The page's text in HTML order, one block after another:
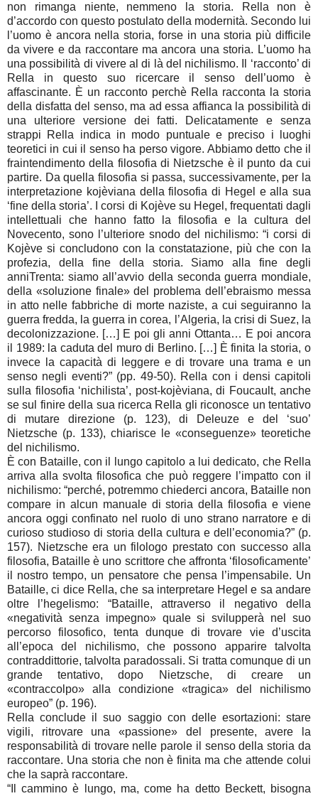
non rimanga niente, nemmeno la storia. Rella non è
d’accordo con questo postulato della modernità. Secondo lui
l’uomo è ancora nella storia, forse in una storia più difficile
da vivere e da raccontare ma ancora una storia. L’uomo ha
una possibilità di vivere al di là del nichilismo. Il ‘racconto’ di
Rella in questo suo ricercare il senso dell’uomo è
affascinante. È un racconto perchè Rella racconta la storia
della disfatta del senso, ma ad essa affianca la possibilità di
una ulteriore versione dei fatti. Delicatamente e senza
strappi Rella indica in modo puntuale e preciso i luoghi
teoretici in cui il senso ha perso vigore. Abbiamo detto che il
fraintendimento della filosofia di Nietzsche è il punto da cui
partire. Da quella filosofia si passa, successivamente, per la
interpretazione kojèviana della filosofia di Hegel e alla sua
‘fine della storia’. I corsi di Kojève su Hegel, frequentati dagli
intellettuali che hanno fatto la filosofia e la cultura del
Novecento, sono l’ulteriore snodo del nichilismo: “i corsi di
Kojève si concludono con la constatazione, più che con la
profezia, della fine della storia. Siamo alla fine degli
anniTrenta: siamo all’avvio della seconda guerra mondiale,
della «soluzione finale» del problema dell’ebraismo messa
in atto nelle fabbriche di morte naziste, a cui seguiranno la
guerra fredda, la guerra in corea, l’Algeria, la crisi di Suez, la
decolonizzazione. […] E poi gli anni Ottanta… E poi ancora
il 1989: la caduta del muro di Berlino. […] È finita la storia, o
invece la capacità di leggere e di trovare una trama e un
senso negli eventi?” (pp. 49-50). Rella con i densi capitoli
sulla filosofia ‘nichilista’, post-kojèviana, di Foucault, anche
se sul finire della sua ricerca Rella gli riconosce un tentativo
di mutare direzione (p. 123), di Deleuze e del ‘suo’
Nietzsche (p. 133), chiarisce le «conseguenze» teoretiche
del nichilismo.
È con Bataille, con il lungo capitolo a lui dedicato, che Rella
arriva alla svolta filosofica che può reggere l’impatto con il
nichilismo: “perché, potremmo chiederci ancora, Bataille non
compare in alcun manuale di storia della filosofia e viene
ancora oggi confinato nel ruolo di uno strano narratore e di
curioso studioso di storia della cultura e dell’economia?” (p.
157). Nietzsche era un filologo prestato con successo alla
filosofia, Bataille è uno scrittore che affronta ‘filosoficamente’
il nostro tempo, un pensatore che pensa l’impensabile. Un
Bataille, ci dice Rella, che sa interpretare Hegel e sa andare
oltre l’hegelismo: “Bataille, attraverso il negativo della
«negatività senza impegno» quale si svilupperà nel suo
percorso filosofico, tenta dunque di trovare vie d’uscita
all’epoca del nichilismo, che possono apparire talvolta
contraddittorie, talvolta paradossali. Si tratta comunque di un
grande tentativo, dopo Nietzsche, di creare un
«contraccolpo» alla condizione «tragica» del nichilismo
europeo” (p. 196).
Rella conclude il suo saggio con delle esortazioni: stare
vigili, ritrovare una «passione» del presente, avere la
responsabilità di trovare nelle parole il senso della storia da
raccontare. Una storia che non è finita ma che attende colui
che la saprà raccontare.
“Il cammino è lungo, ma, come ha detto Beckett, bisogna